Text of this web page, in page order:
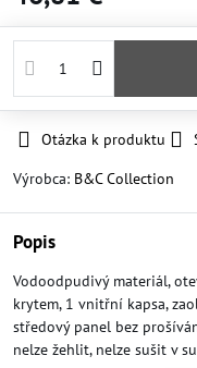
Otázka k produktu
Výrobca: B&C Collection
Popis
Vodoodpudivý materiál,
krytem, 1 vnitřní kapsa,
středový panel bez
nelze žehlit, nelze sušit v